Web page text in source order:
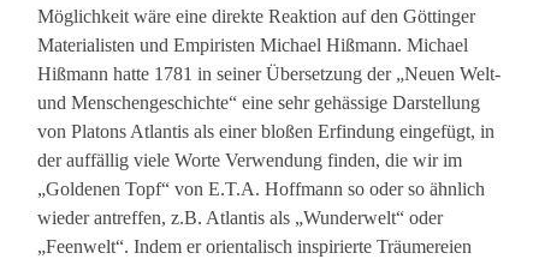
Möglichkeit wäre eine direkte Reaktion auf den Göttinger
Materialisten und Empiristen Michael Hißmann. Michael
Hißmann hatte 1781 in seiner Übersetzung der „Neuen Welt-
und Menschengeschichte“ eine sehr gehässige Darstellung
von Platons Atlantis als einer bloßen Erfindung eingefügt, in
der auffällig viele Worte Verwendung finden, die wir im
„Goldenen Topf“ von E.T.A. Hoffmann so oder so ähnlich
wieder antreffen, z.B. Atlantis als „Wunderwelt“ oder
„Feenwelt“. Indem er orientalisch inspirierte Träumereien